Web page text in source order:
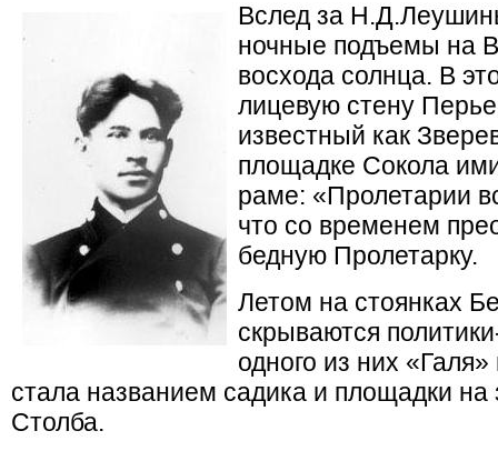
Вслед за
ночные подъемы на
восхода солнца. В
лицевую стену
известный как
площадке Сокола
раме: «Пролетарии
что со временем
бедную Пролетарку.
Летом на стоянках
скрываются
одного из них
стала названием садика и площадки на
Столба.